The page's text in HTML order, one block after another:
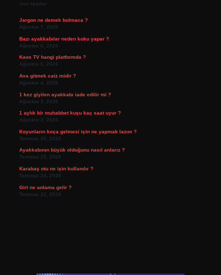
Son Yazılar
Jargon ne demek bulmaca ?
Ağustos 7, 2026
Bazı ayakkabılar neden koku yapar ?
Ağustos 6, 2026
Kaos TV hangi platformda ?
Ağustos 5, 2026
Ava gitmek caiz midir ?
Ağustos 4, 2026
1 kez giyilen ayakkabı iade edilir mi ?
Ağustos 3, 2026
1 aylık bir muhabbet kuşu kaç saat uyur ?
Ağustos 3, 2026
Koyunların koça gelmesi için ne yapmak lazım ?
Temmuz 26, 2026
Ayakkabının büyük olduğunu nasıl anlarız ?
Temmuz 25, 2026
Karabaş otu ne için kullanılır ?
Temmuz 24, 2026
Girl ne anlama gelir ?
Temmuz 22, 2026